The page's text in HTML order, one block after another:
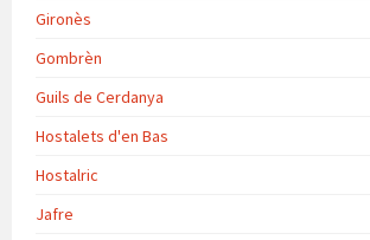
Gironès
Gombrèn
Guils de Cerdanya
Hostalets d'en Bas
Hostalric
Jafre